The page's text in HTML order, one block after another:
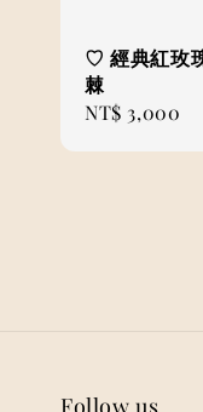
♡ 經典紅玫
棘
Regular
NT$ 3,000
Follow us